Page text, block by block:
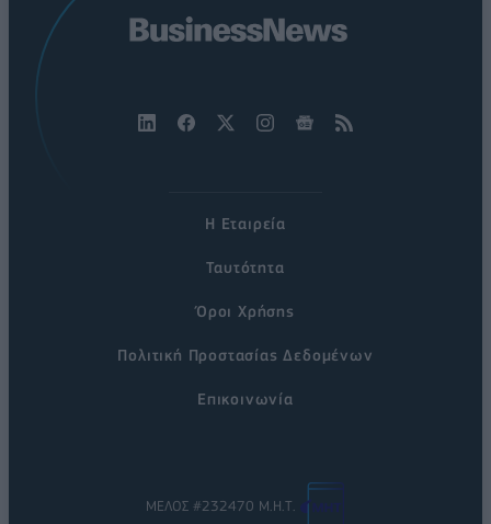
Η Εταιρεία
Ταυτότητα
Όροι Χρήσης
Πολιτική Προστασίας Δεδομένων
Επικοινωνία
ΜΕΛΟΣ #232470 Μ.Η.Τ.